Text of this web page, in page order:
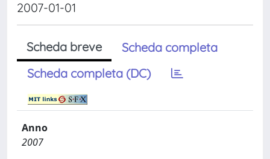
2007-01-01
Scheda breve
Scheda completa
Scheda completa (DC)
Anno
2007